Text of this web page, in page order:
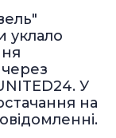
уклало
через
У
на